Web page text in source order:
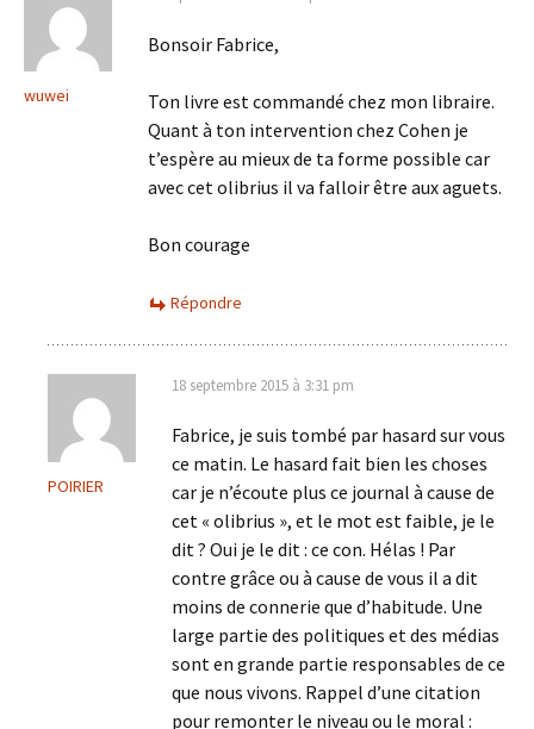
wuwei
Bonsoir Fabrice,
Ton livre est commandé chez mon libraire.
Quant à ton intervention chez Cohen je
t’espère au mieux de ta forme possible car
avec cet olibrius il va falloir être aux aguets.
Bon courage
Répondre
POIRIER
18 septembre 2015 à 3:31 pm
Fabrice, je suis tombé par hasard sur vous
ce matin. Le hasard fait bien les choses
car je n’écoute plus ce journal à cause de
cet « olibrius », et le mot est faible, je le
dit ? Oui je le dit : ce con. Hélas ! Par
contre grâce ou à cause de vous il a dit
moins de connerie que d’habitude. Une
large partie des politiques et des médias
sont en grande partie responsables de ce
que nous vivons. Rappel d’une citation
pour remonter le niveau ou le moral :